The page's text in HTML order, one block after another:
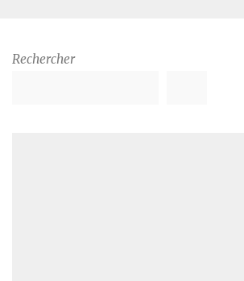
Rechercher